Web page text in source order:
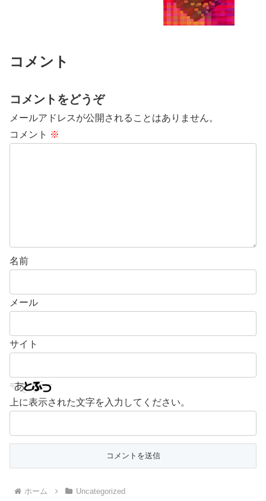
コメント
コメントをどうぞ
メールアドレスが公開されることはありません。
コメント ※
名前
メール
サイト
上に表示された文字を入力してください。
ホーム Uncategorized